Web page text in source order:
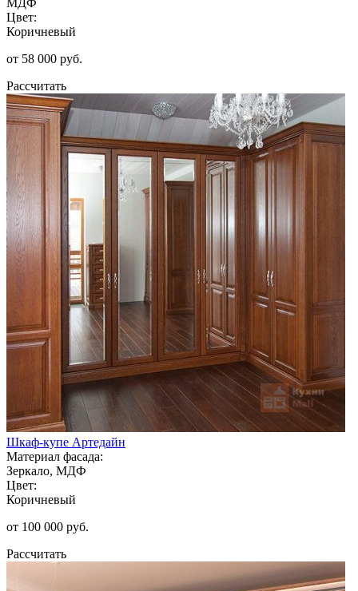
Цвет:
Коричневый
от 58 000 руб.
Рассчитать
Шкаф-купе Артедайн
Материал фасада:
Зеркало, МДФ
Цвет:
Коричневый
от 100 000 руб.
Рассчитать